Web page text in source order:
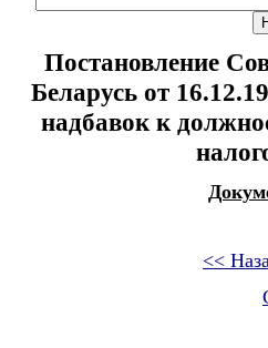
Постановление
Беларусь от
надбавок к
<<